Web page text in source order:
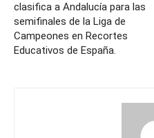
clasifica a Andalucía para las
semifinales de la Liga de
Campeones en Recortes
Educativos de España.